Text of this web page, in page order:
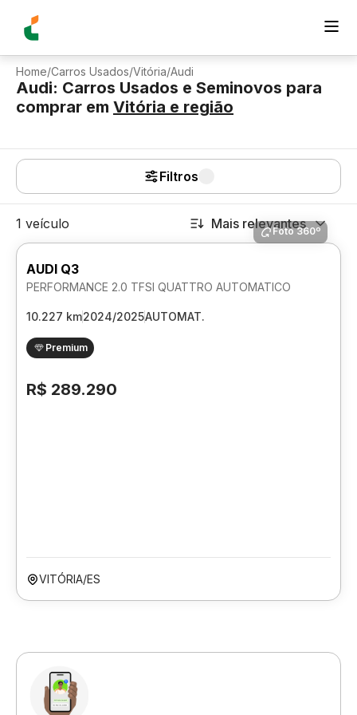
Home/Carros Usados/Vitória/Audi
Audi: Carros Usados e Seminovos para
comprar em Vitória e região
Filtros
1 veículo Mais relevantes
Foto 360º
AUDI Q3
PERFORMANCE 2.0 TFSI QUATTRO AUTOMATICO
10.227 km2024/2025AUTOMAT.
Premium
R$ 289.290
VITÓRIA/ES